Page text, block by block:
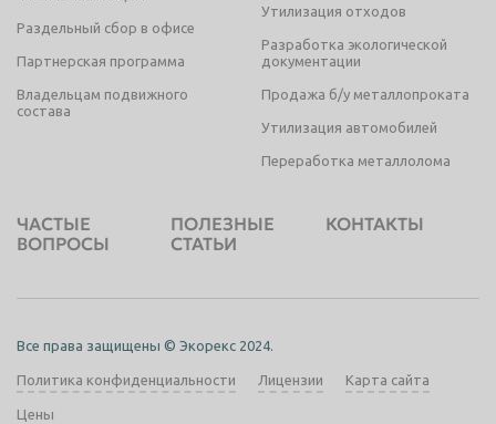
Раздельный сбор в офисе
Партнерская программа
Владельцам подвижного
состава
Утилизация отходов
Разработка экологической
документации
Продажа б/у металлопроката
Утилизация автомобилей
Переработка металлолома
ЧАСТЫЕ
ВОПРОСЫ
ПОЛЕЗНЫЕ
СТАТЬИ
КОНТАКТЫ
Все права защищены © Экорекс 2024.
Политика конфиденциальности Лицензии Карта сайта
Цены